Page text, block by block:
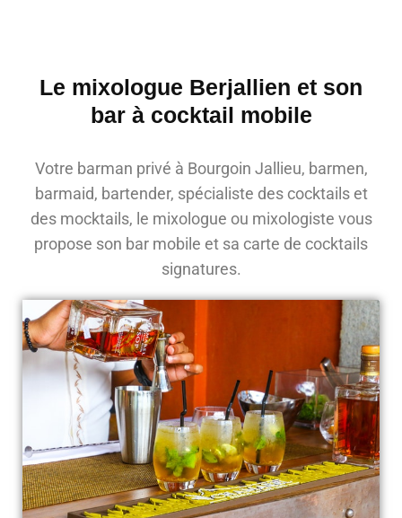
Le mixologue Berjallien et son
bar à cocktail mobile
Votre barman privé à Bourgoin Jallieu, barmen,
barmaid, bartender, spécialiste des cocktails et
des mocktails, le mixologue ou mixologiste vous
propose son bar mobile et sa carte de cocktails
signatures.